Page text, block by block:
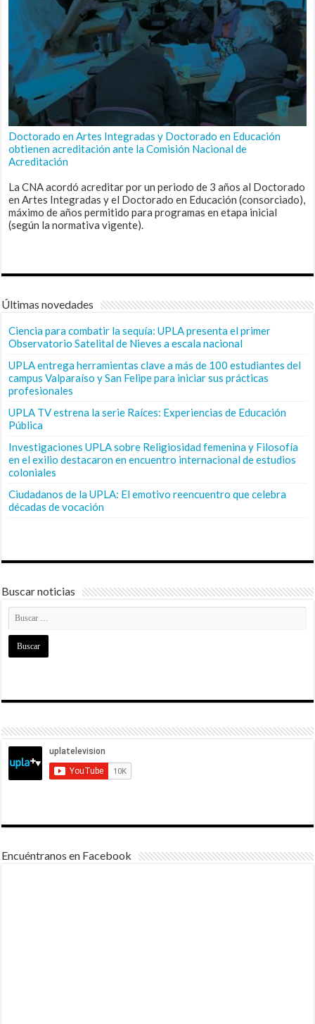
Doctorado en Artes Integradas y Doctorado en Educación
obtienen acreditación ante la Comisión Nacional de
Acreditación
La CNA acordó acreditar por un periodo de 3 años al Doctorado
en Artes Integradas y el Doctorado en Educación (consorciado),
máximo de años permitido para programas en etapa inicial
(según la normativa vigente).
Últimas novedades
Ciencia para combatir la sequía: UPLA presenta el primer
Observatorio Satelital de Nieves a escala nacional
UPLA entrega herramientas clave a más de 100 estudiantes del
campus Valparaíso y San Felipe para iniciar sus prácticas
profesionales
UPLA TV estrena la serie Raíces: Experiencias de Educación
Pública
Investigaciones UPLA sobre Religiosidad femenina y Filosofía
en el exilio destacaron en encuentro internacional de estudios
coloniales
Ciudadanos de la UPLA: El emotivo reencuentro que celebra
décadas de vocación
Buscar noticias
Encuéntranos en Facebook